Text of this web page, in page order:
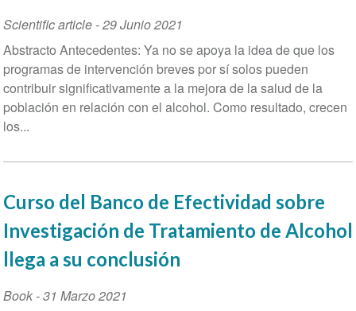
Scientific article-29 Junio 2021
Abstracto Antecedentes: Ya no se apoya la idea de que los
programas de intervención breves por sí solos pueden
contribuir significativamente a la mejora de la salud de la
población en relación con el alcohol. Como resultado, crecen
los...
Curso del Banco de Efectividad sobre
Investigación de Tratamiento de Alcohol
llega a su conclusión
Book-31 Marzo 2021